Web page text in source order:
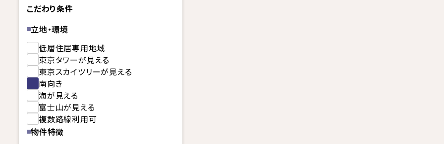
こだわり条件
立地・環境
低層住居専用地域
東京タワーが見える
東京スカイツリーが見える
南向き
海が見える
富士山が見える
複数路線利用可
物件特徴